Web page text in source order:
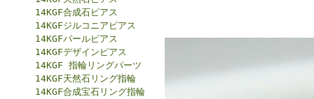
14KGF合成石ピアス
14KGFジルコニアピアス
14KGFパールピアス
14KGFデザインピアス
14KGF 指輪リングパーツ
14KGF天然石リング指輪
14KGF合成宝石リング指輪